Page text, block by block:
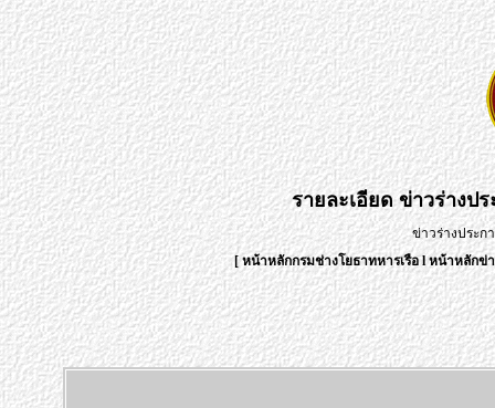
รายละเอียดข่าวร่างป
ข่าวร่างประก
[หน้าหลักกรมช่างโยธาทหารเรือlหน้าหลักข่